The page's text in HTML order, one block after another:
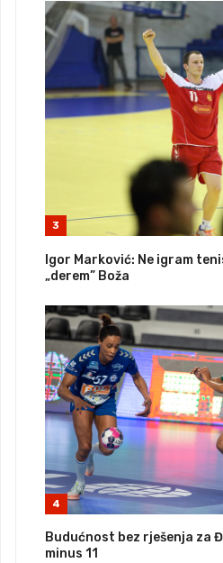
3
Igor Marković: Ne igram
„derem” Boža
4
Budućnost bez rješenja za
minus 11